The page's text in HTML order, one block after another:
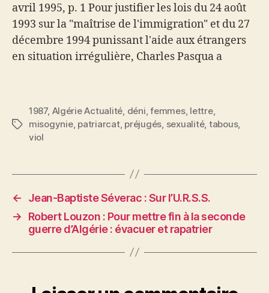
avril 1995, p. 1 Pour justifier les lois du 24 août
1993 sur la "maîtrise de l'immigration" et du 27
décembre 1994 punissant l'aide aux étrangers
en situation irrégulière, Charles Pasqua a
Étiquettes
1987, Algérie Actualité, déni,femmes, lettre,
misogynie, patriarcat, préjugés, sexualité, tabous,
viol
←
Jean-Baptiste Séverac : Sur l’U.R.S.S.
→
Robert Louzon : Pour mettre fin à la seconde
guerre d’Algérie : évacuer et rapatrier